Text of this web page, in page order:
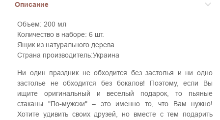
Описание
Объем: 200 мл
Количество в наборе: 6 шт.
Ящик из натурального дерева
Страна производитель:Украина
Ни один праздник не обходится без застолья и ни одно
застолье не обходится без бокалов! Поэтому, если Вы
ищите оригинальный и веселый подарок, то пьяные
стаканы "По-мужски" – это именно то, что Вам нужно!
Хотите удивить своих друзей, но вместе с тем подарить